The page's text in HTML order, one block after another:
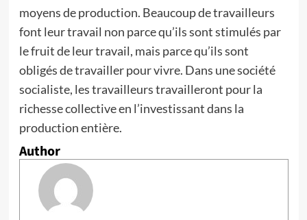
moyens de production. Beaucoup de travailleurs
font leur travail non parce qu’ils sont stimulés par
le fruit de leur travail, mais parce qu’ils sont
obligés de travailler pour vivre. Dans une société
socialiste, les travailleurs travailleront pour la
richesse collective en l’investissant dans la
production entière.
Author